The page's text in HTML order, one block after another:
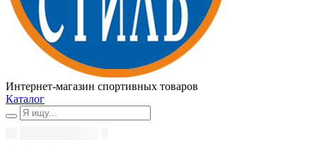
Интернет-магазин спортивных товаров
Каталог